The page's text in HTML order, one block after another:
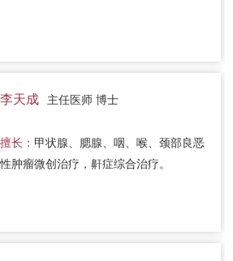
李天成 主任医师 博士
擅长： 甲状腺、腮腺、咽、喉、颈部良恶
性肿瘤微创治疗，鼾症综合治疗。